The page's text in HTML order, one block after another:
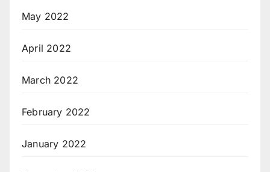
May 2022
April 2022
March 2022
February 2022
January 2022